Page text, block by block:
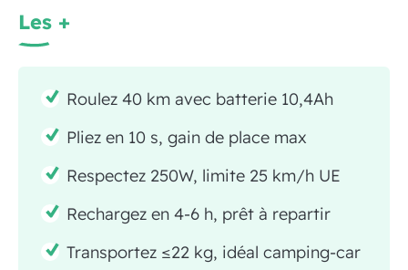
Les +
Roulez 40 km avec batterie 10,4Ah
Pliez en 10 s, gain de place max
Respectez 250W, limite 25 km/h UE
Rechargez en 4-6 h, prêt à repartir
Transportez ≤22 kg, idéal camping-car